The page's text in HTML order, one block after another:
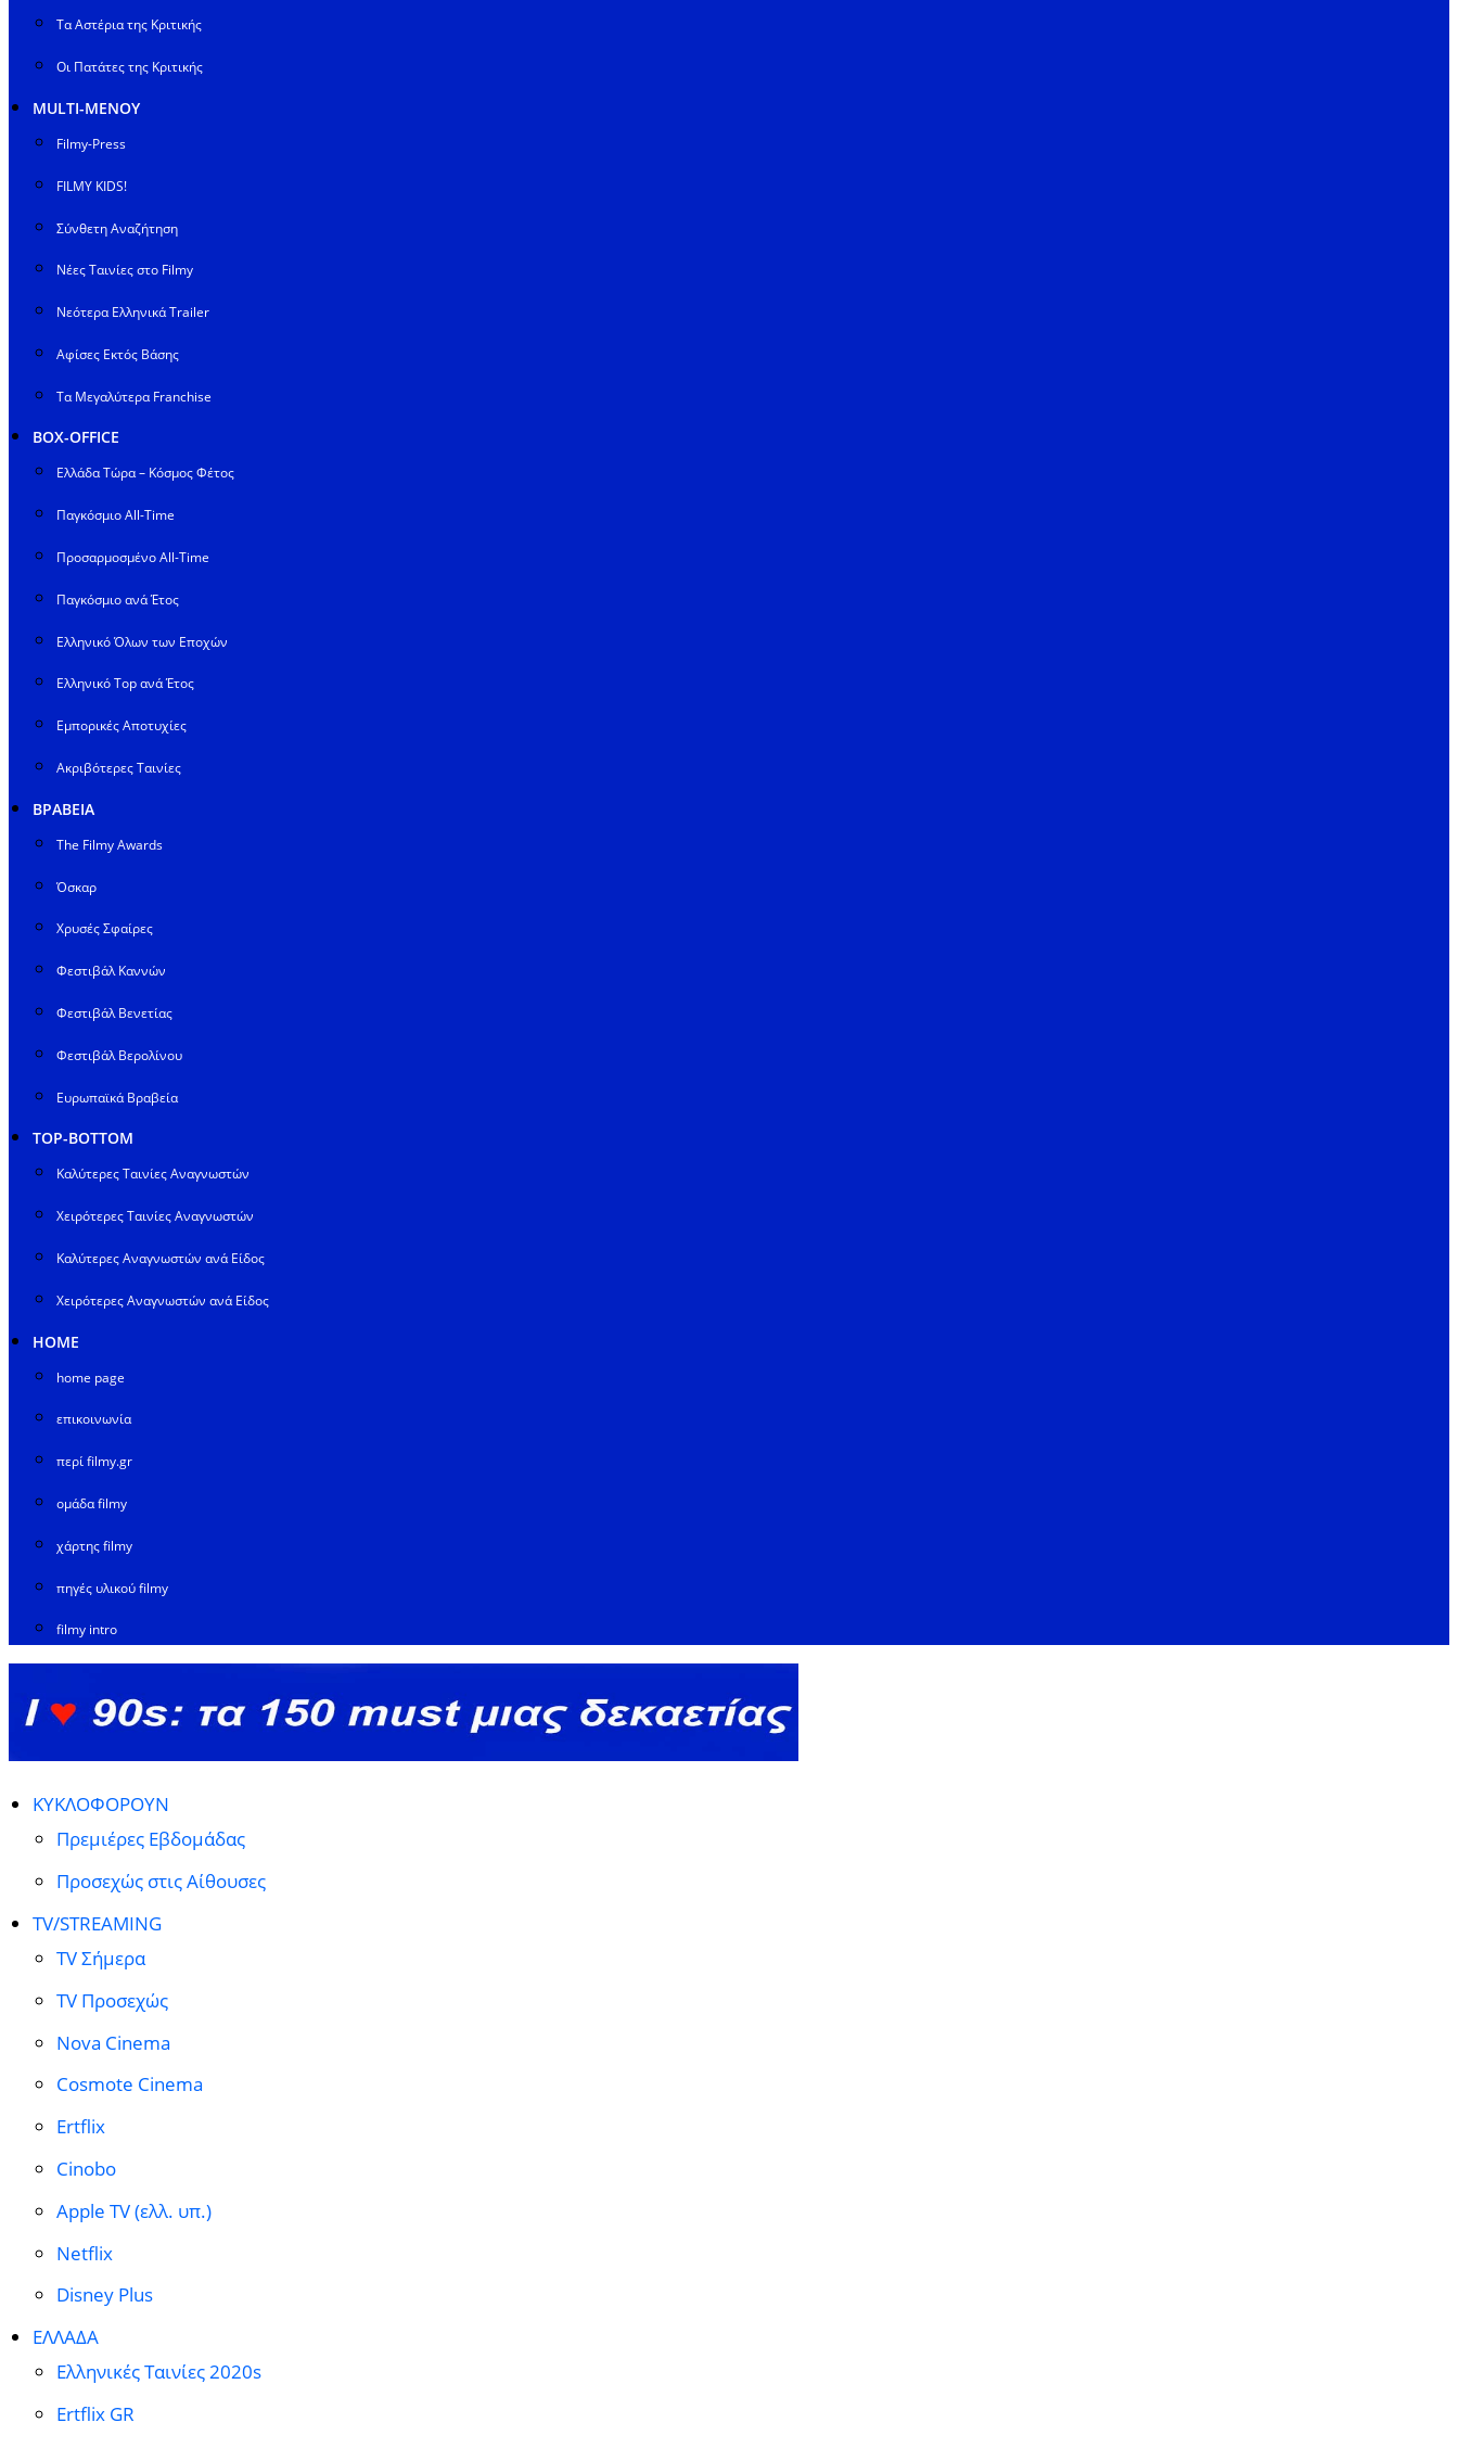
Τα Αστέρια της Κριτικής
Οι Πατάτες της Κριτικής
MULTI-ΜΕΝΟΥ
Filmy-Press
FILMY KIDS!
Σύνθετη Αναζήτηση
Νέες Ταινίες στο Filmy
Νεότερα Ελληνικά Trailer
Αφίσες Εκτός Βάσης
Τα Μεγαλύτερα Franchise
BOX-OFFICE
Ελλάδα Τώρα – Κόσμος Φέτος
Παγκόσμιο All-Time
Προσαρμοσμένο All-Time
Παγκόσμιο ανά Έτος
Ελληνικό Όλων των Εποχών
Ελληνικό Top ανά Έτος
Εμπορικές Αποτυχίες
Ακριβότερες Ταινίες
ΒΡΑΒΕΙΑ
The Filmy Awards
Όσκαρ
Χρυσές Σφαίρες
Φεστιβάλ Καννών
Φεστιβάλ Βενετίας
Φεστιβάλ Βερολίνου
Ευρωπαϊκά Βραβεία
TOP-BOTTOM
Καλύτερες Ταινίες Αναγνωστών
Χειρότερες Ταινίες Αναγνωστών
Καλύτερες Αναγνωστών ανά Είδος
Χειρότερες Αναγνωστών ανά Είδος
HOME
home page
επικοινωνία
περί filmy.gr
ομάδα filmy
χάρτης filmy
πηγές υλικού filmy
filmy intro
ΚΥΚΛΟΦΟΡΟΥΝ
Πρεμιέρες Εβδομάδας
Προσεχώς στις Αίθουσες
TV/STREAMING
TV Σήμερα
TV Προσεχώς
Nova Cinema
Cosmote Cinema
Ertflix
Cinobo
Apple TV (ελλ. υπ.)
Netflix
Disney Plus
ΕΛΛΑΔΑ
Ελληνικές Ταινίες 2020s
Ertflix GR